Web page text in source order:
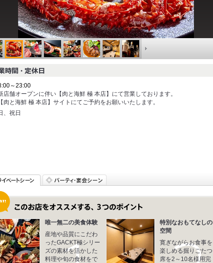
～23:00
舗オープンに伴い【肉と海鮮 極 本店】にて営業しております。
肉と海鮮 極 本店】サイトにてご予約をお願いいたします。
、祝日
唯一無二の美食体験
産地や品質にこだわ
ったGACKT極シリー
ズの素材を活かした
料理や旬の食材をで
特別なおもてなしの
空間
寛ぎながらお食事を
楽しめる掘りごたつ
席を2～10名様用完